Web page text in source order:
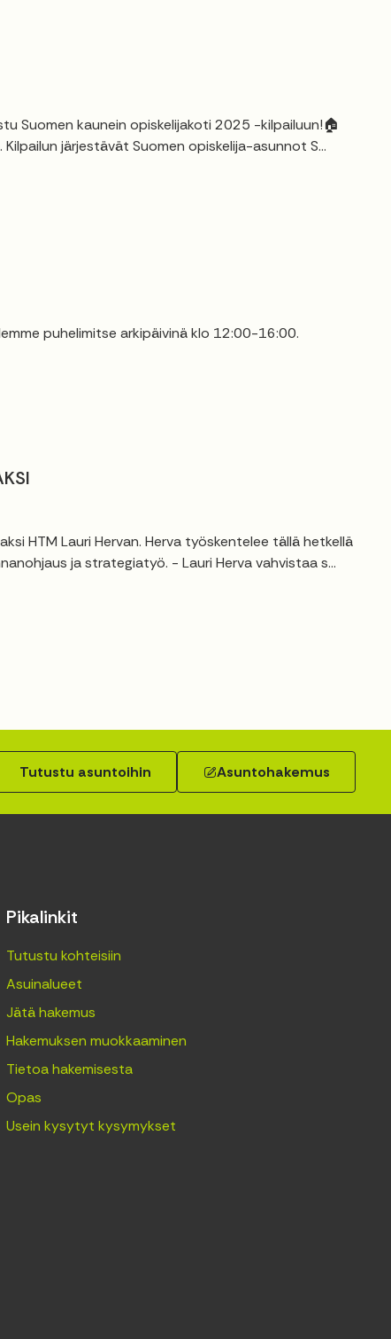
Suomen kaunein opiskelijakoti 2025 -kilpailuun!🏠
järjestävät Suomen opiskelija-asunnot S...
puhelimitse arkipäivinä klo 12:00-16:00.
HTM Lauri Hervan. Herva työskentelee tällä hetkellä
ja strategiatyö. - Lauri Herva vahvistaa s...
Tutustu asuntoihin Asuntohakemus
Pikalinkit
Tutustu kohteisiin
Asuinalueet
Jätä hakemus
Hakemuksen muokkaaminen
Tietoa hakemisesta
Opas
Usein kysytyt kysymykset